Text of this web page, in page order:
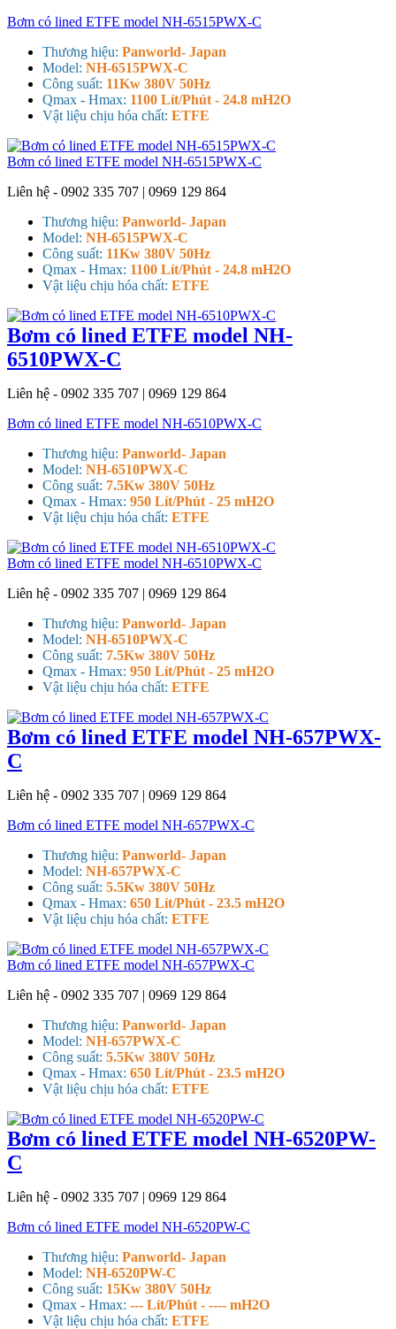
Bơm có lined ETFE model NH-6515PWX-C
Thương hiệu: Panworld- Japan
Model: NH-6515PWX-C
Công suất: 11Kw 380V 50Hz
Qmax - Hmax: 1100 Lít/Phút - 24.8 mH2O
Vật liệu chịu hóa chất: ETFE
Bơm có lined ETFE model NH-6515PWX-C
Liên hệ - 0902 335 707 | 0969 129 864
Thương hiệu: Panworld- Japan
Model: NH-6515PWX-C
Công suất: 11Kw 380V 50Hz
Qmax - Hmax: 1100 Lít/Phút - 24.8 mH2O
Vật liệu chịu hóa chất: ETFE
Bơm có lined ETFE model NH-
6510PWX-C
Liên hệ - 0902 335 707 | 0969 129 864
Bơm có lined ETFE model NH-6510PWX-C
Thương hiệu: Panworld- Japan
Model: NH-6510PWX-C
Công suất: 7.5Kw 380V 50Hz
Qmax - Hmax: 950 Lít/Phút - 25 mH2O
Vật liệu chịu hóa chất: ETFE
Bơm có lined ETFE model NH-6510PWX-C
Liên hệ - 0902 335 707 | 0969 129 864
Thương hiệu: Panworld- Japan
Model: NH-6510PWX-C
Công suất: 7.5Kw 380V 50Hz
Qmax - Hmax: 950 Lít/Phút - 25 mH2O
Vật liệu chịu hóa chất: ETFE
Bơm có lined ETFE model NH-657PWX-
C
Liên hệ - 0902 335 707 | 0969 129 864
Bơm có lined ETFE model NH-657PWX-C
Thương hiệu: Panworld- Japan
Model: NH-657PWX-C
Công suất: 5.5Kw 380V 50Hz
Qmax - Hmax: 650 Lít/Phút - 23.5 mH2O
Vật liệu chịu hóa chất: ETFE
Bơm có lined ETFE model NH-657PWX-C
Liên hệ - 0902 335 707 | 0969 129 864
Thương hiệu: Panworld- Japan
Model: NH-657PWX-C
Công suất: 5.5Kw 380V 50Hz
Qmax - Hmax: 650 Lít/Phút - 23.5 mH2O
Vật liệu chịu hóa chất: ETFE
Bơm có lined ETFE model NH-6520PW-
C
Liên hệ - 0902 335 707 | 0969 129 864
Bơm có lined ETFE model NH-6520PW-C
Thương hiệu: Panworld- Japan
Model: NH-6520PW-C
Công suất: 15Kw 380V 50Hz
Qmax - Hmax: --- Lít/Phút - ---- mH2O
Vật liệu chịu hóa chất: ETFE